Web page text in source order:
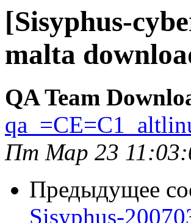
[Sisyphus-
malta
QA Team
Пт Мар 23
Предыдущее
Sisyphus-